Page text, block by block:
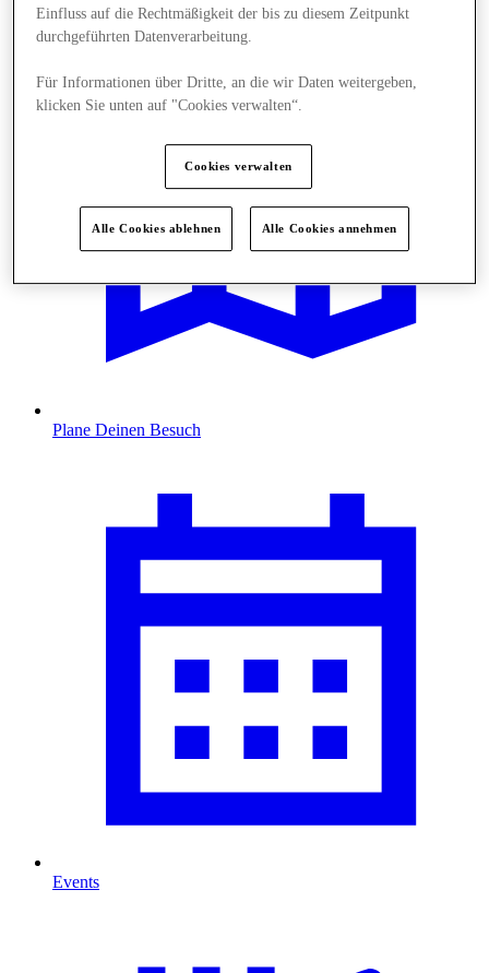
Plane Deinen Besuch
Events
Einfluss auf die Rechtmäßigkeit der bis zu diesem Zeitpunkt
durchgeführten Datenverarbeitung.
Für Informationen über Dritte, an die wir Daten weitergeben,
klicken Sie unten auf "Cookies verwalten“.
Cookies verwalten
Alle Cookies ablehnen Alle Cookies annehmen